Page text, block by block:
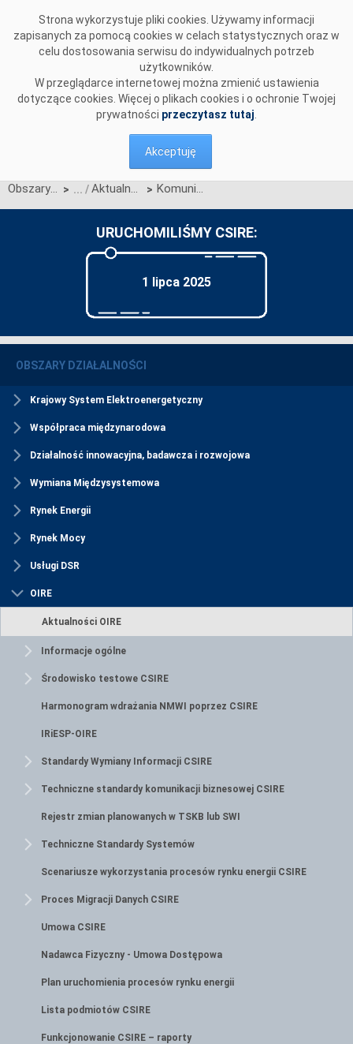
Strona wykorzystuje pliki cookies. Używamy informacji
zapisanych za pomocą cookies w celach statystycznych oraz w
celu dostosowania serwisu do indywidualnych potrzeb
użytkowników.
W przeglądarce internetowej można zmienić ustawienia
dotyczące cookies. Więcej o plikach cookies i o ochronie Twojej
prywatności przeczytasz tutaj
Akceptuję
Obszary działalności > Aktualności OIRE > Komunikat OIRE w sprawie działania Portalu Obsługi Migracji w III kwartale 2025 r.
URUCHOMILIŚMY CSIRE:
1 lipca 2025
OBSZARY DZIAŁALNOŚCI
Krajowy System Elektroenergetyczny
Współpraca międzynarodowa
Działalność innowacyjna, badawcza i rozwojowa
Wymiana Międzysystemowa
Rynek Energii
Rynek Mocy
Usługi DSR
OIRE
Aktualności OIRE
Informacje ogólne
Środowisko testowe CSIRE
Harmonogram wdrażania NMWI poprzez CSIRE
IRiESP-OIRE
Standardy Wymiany Informacji CSIRE
Techniczne standardy komunikacji biznesowej CSIRE
Rejestr zmian planowanych w TSKB lub SWI
Techniczne Standardy Systemów
Scenariusze wykorzystania procesów rynku energii CSIRE
Proces Migracji Danych CSIRE
Umowa CSIRE
Nadawca Fizyczny - Umowa Dostępowa
Plan uruchomienia procesów rynku energii
Lista podmiotów CSIRE
Funkcjonowanie CSIRE – raporty